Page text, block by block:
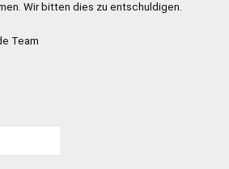
Wir bitten dies zu entschuldigen.
Team